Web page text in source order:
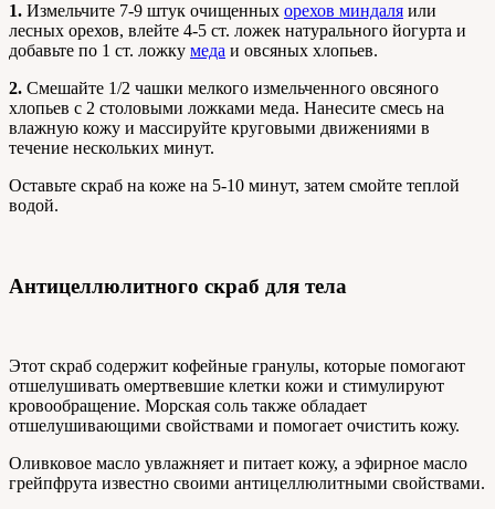
1. Измельчите 7-9 штук очищенных орехов миндаля или
лесных орехов, влейте 4-5 ст. ложек натурального йогурта и
добавьте по 1 ст. ложку меда и овсяных хлопьев.
2. Смешайте 1/2 чашки мелкого измельченного овсяного
хлопьев с 2 столовыми ложками меда. Нанесите смесь на
влажную кожу и массируйте круговыми движениями в
течение нескольких минут.
Оставьте скраб на коже на 5-10 минут, затем смойте теплой
водой.
Антицеллюлитного скраб для тела
Этот скраб содержит кофейные гранулы, которые помогают
отшелушивать омертвевшие клетки кожи и стимулируют
кровообращение. Морская соль также обладает
отшелушивающими свойствами и помогает очистить кожу.
Оливковое масло увлажняет и питает кожу, а эфирное масло
грейпфрута известно своими антицеллюлитными свойствами.